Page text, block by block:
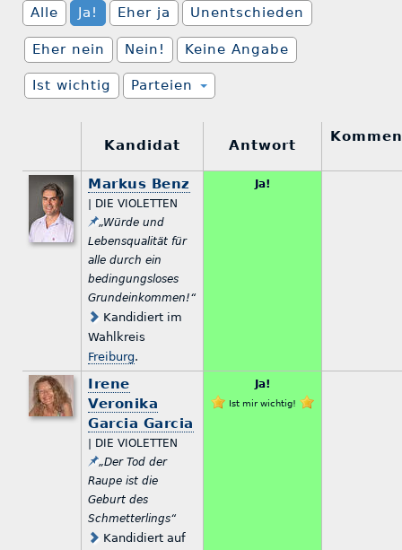
Alle
Ja! Eher ja Unentschieden
Eher nein Nein! Keine Angabe
Ist wichtig Parteien
Kandidat Antwort
Markus Benz
| DIE VIOLETTEN
„Würde und
Lebensqualität für
alle durch ein
bedingungsloses
Grundeinkommen!“
Kandidiert im
Wahlkreis
Freiburg.
Ja!
Irene
Veronika
Garcia Garcia
| DIE VIOLETTEN
„Der Tod der
Raupe ist die
Geburt des
Schmetterlings“
Kandidiert auf
Ja!
Ist mir wichtig!